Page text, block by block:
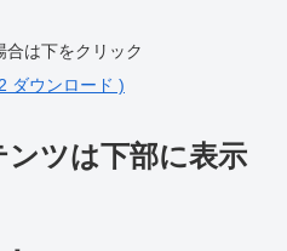
合は下をクリック
ダウンロード )
ンツは下部に表示